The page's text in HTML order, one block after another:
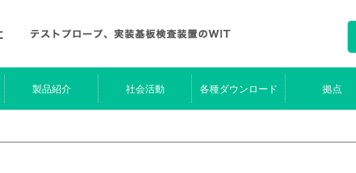
製品紹介 社会活動 各種ダウンロード 拠点